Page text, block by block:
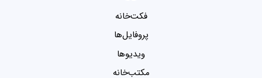
فکت‌خانه
پروفایل‌ها
ویدیو‌ها
مکتب‌خانه